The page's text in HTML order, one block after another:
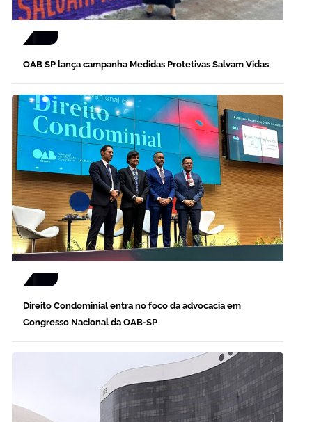
OAB SP lança campanha Medidas Protetivas Salvam Vidas
Direito Condominial entra no foco da advocacia em
Congresso Nacional da OAB-SP